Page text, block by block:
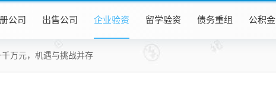
公司 出售公司 企业验资 留学验资 债务重组 公积金
万元，机遇与挑战并存